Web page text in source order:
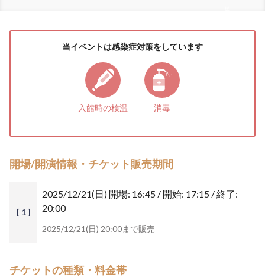
当イベントは感染症対策をしています
入館時の検温 消毒
開場/開演情報・チケット販売期間
[ 1 ]
2025/12/21(日) 開場: 16:45 / 開始: 17:15 / 終了:
20:00
2025/12/21(日) 20:00まで販売
チケットの種類・料金帯